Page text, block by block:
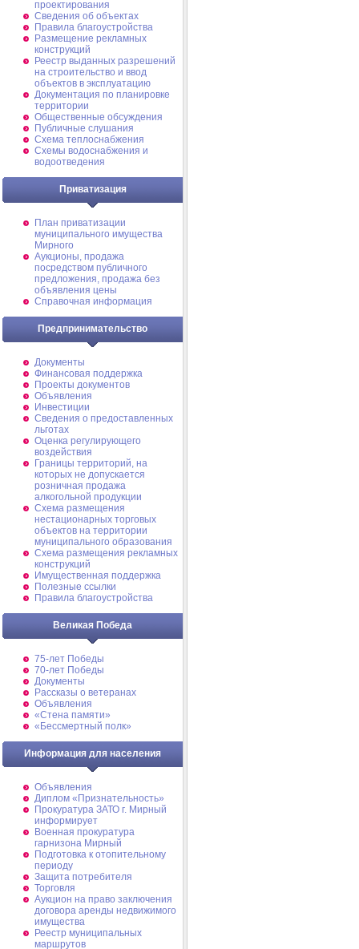
проектирования
Сведения об объектах
Правила благоустройства
Размещение рекламных
конструкций
Реестр выданных разрешений
на строительство и ввод
объектов в эксплуатацию
Документация по планировке
территории
Общественные обсуждения
Публичные слушания
Схема теплоснабжения
Схемы водоснабжения и
водоотведения
Приватизация
План приватизации
муниципального имущества
Мирного
Аукционы, продажа
посредством публичного
предложения, продажа без
объявления цены
Справочная информация
Предпринимательство
Документы
Финансовая поддержка
Проекты документов
Объявления
Инвестиции
Сведения о предоставленных
льготах
Оценка регулирующего
воздействия
Границы территорий, на
которых не допускается
розничная продажа
алкогольной продукции
Схема размещения
нестационарных торговых
объектов на территории
муниципального образования
Схема размещения рекламных
конструкций
Имущественная поддержка
Полезные ссылки
Правила благоустройства
Великая Победа
75-лет Победы
70-лет Победы
Документы
Рассказы о ветеранах
Объявления
«Стена памяти»
«Бессмертный полк»
Информация для населения
Объявления
Диплом «Признательность»
Прокуратура ЗАТО г. Мирный
информирует
Военная прокуратура
гарнизона Мирный
Подготовка к отопительному
периоду
Защита потребителя
Торговля
Аукцион на право заключения
договора аренды недвижимого
имущества
Реестр муниципальных
маршрутов